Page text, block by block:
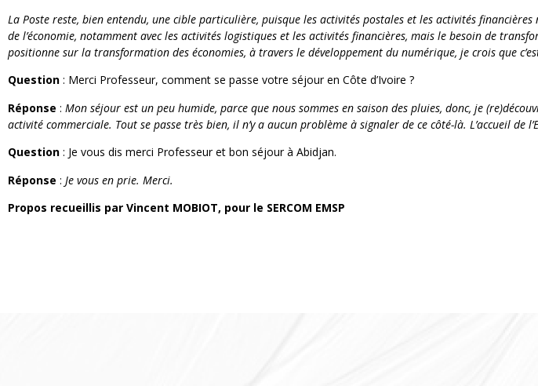
La Poste reste, bien entendu, une cible particulière, puisque les activités postales et les activités
de l’économie, notamment avec les activités logistiques et les activités financières, mais le besoin de
positionne sur la transformation des économies, à travers le développement du numérique, je crois que
Question : Merci Professeur, comment se passe votre séjour en Côte d’Ivoire ?
Réponse : Mon séjour est un peu humide, parce que nous sommes en saison des pluies, donc, je
activité commerciale. Tout se passe très bien, il n’y a aucun problème à signaler de ce côté-là. L’accueil de
Question : Je vous dis merci Professeur et bon séjour à Abidjan.
Réponse : Je vous en prie. Merci.
Propos recueillis par Vincent MOBIOT, pour le SERCOM EMSP